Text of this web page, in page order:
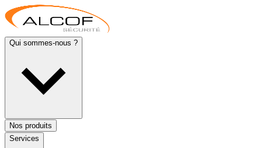
Qui sommes-nous ?
Nos produits
Services